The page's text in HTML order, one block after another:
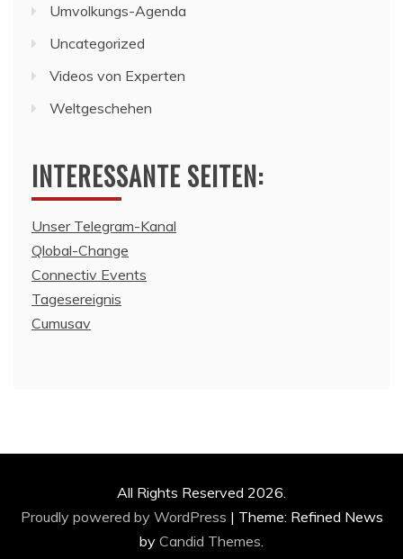
Umvolkungs-Agenda
Uncategorized
Videos von Experten
Weltgeschehen
INTERESSANTE SEITEN:
Unser Telegram-Kanal
Qlobal-Change
Connectiv Events
Tagesereignis
Cumusav
All Rights Reserved 2026.
Proudly powered by WordPress | Theme: Refined News
by Candid Themes